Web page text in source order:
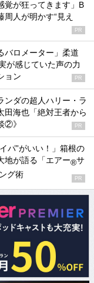
覚が狂ってきます」B
周人が明かす“見え
PR
バロメーター」柔道
が感じていた声の力
ョン
PR
ンダの超人ハリー・ラ
田海也「絶対王者から
②》
PR
パ”がいい！」箱根の
地が語る「エアー®サ
グ術 PR